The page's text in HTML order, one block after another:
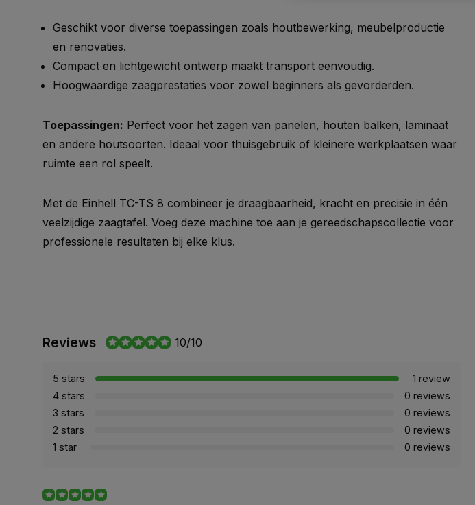
Geschikt voor diverse toepassingen zoals houtbewerking, meubelproductie
en renovaties.
Compact en lichtgewicht ontwerp maakt transport eenvoudig.
Hoogwaardige zaagprestaties voor zowel beginners als gevorderden.
Toepassingen: Perfect voor het zagen van panelen, houten balken, laminaat
en andere houtsoorten. Ideaal voor thuisgebruik of kleinere werkplaatsen waar
ruimte een rol speelt.
Met de Einhell TC-TS 8 combineer je draagbaarheid, kracht en precisie in één
veelzijdige zaagtafel. Voeg deze machine toe aan je gereedschapscollectie voor
professionele resultaten bij elke klus.
Reviews 10/10
5 stars
1 review
4 stars
0 reviews
3 stars
0 reviews
2 stars
0 reviews
1 star
0 reviews